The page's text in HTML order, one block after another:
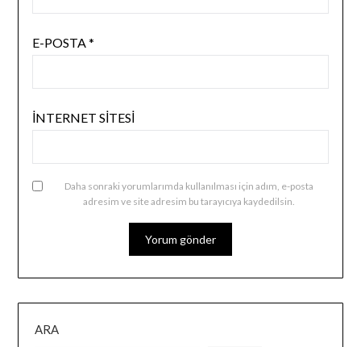
E-POSTA*
İNTERNET SITESI
Daha sonraki yorumlarımda kullanılması için adım, e-posta
adresim ve site adresim bu tarayıcıya kaydedilsin.
ARA